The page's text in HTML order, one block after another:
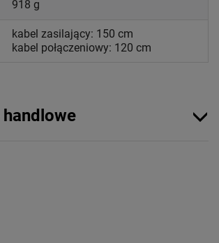
918 g
kabel zasilający: 150 cm
kabel połączeniowy: 120 cm